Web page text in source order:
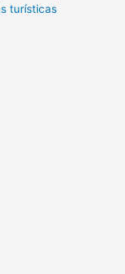
turísticas